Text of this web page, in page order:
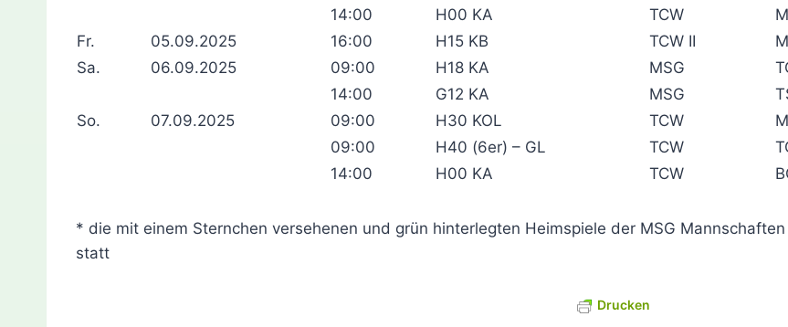
14:00
H00 KA TCW
Fr.
05.09.2025 16:00 H15 KB TCW II
Sa.
06.09.2025 09:00 H18 KA MSG
14:00
G12 KA MSG
So.
07.09.2025 09:00 H30 KOL TCW
09:00
H40 (6er) – GL TCW
14:00
H00 KA TCW
* die mit einem Sternchen versehenen und grün hinterlegten Heimspiele der MSG
statt
Drucken